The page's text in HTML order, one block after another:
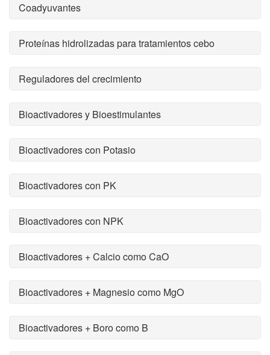
Coadyuvantes
Proteínas hidrolizadas para tratamientos cebo
Reguladores del crecimiento
Bioactivadores y Bioestimulantes
Bioactivadores con Potasio
Bioactivadores con PK
Bioactivadores con NPK
Bioactivadores + Calcio como CaO
Bioactivadores + Magnesio como MgO
Bioactivadores + Boro como B